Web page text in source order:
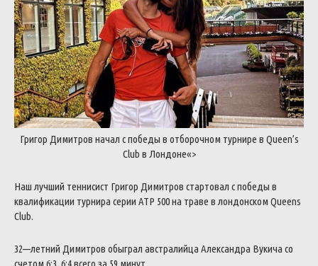
Григор Димитров начал с победы в отборочном турнире в Queen’s
Club в Лондоне«>
Наш лучший теннисист Григор Димитров стартовал спобеды в
квалификации турнира серии ATP 500на траве в лондонском Queens
Club.
32—летний Димитров обыграл австралийца Александра Вукича со
счетом 6:3, 6:4всего за 59 минут.